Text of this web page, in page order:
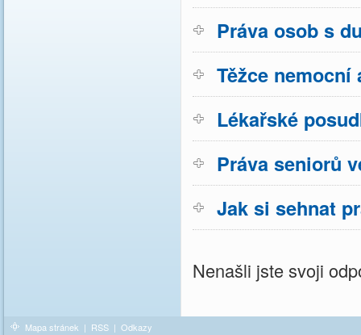
Práva osob s
Těžce
Lékařské
Práva seniorů
Jak si sehnat
Nenašli jste svoji
Mapa stránek | RSS | Odkazy